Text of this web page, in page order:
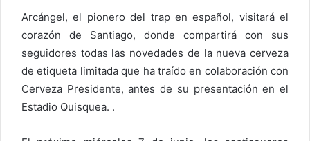
l
e
c
t
r
Arcángel, el pionero del trap en español, visitará el
corazón de Santiago, donde compartirá con sus
seguidores todas las novedades de la nueva cerveza
de etiqueta limitada que ha traído en colaboración con
Cerveza Presidente, antes de su presentación en el
Estadio Quisquea. .